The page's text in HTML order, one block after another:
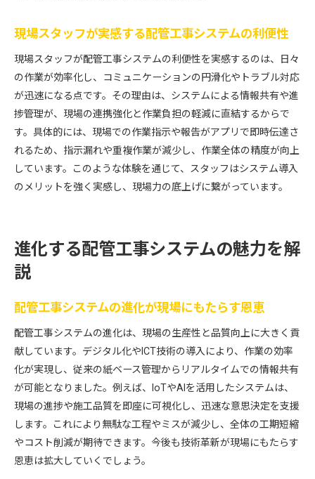
現場スタッフが実感する配管工事システムの利便性
現場スタッフが配管工事システムの利便性を実感するのは、日々
の作業が効率化し、コミュニケーションの円滑化やトラブル対応
が迅速になる点です。その理由は、システムによる情報共有や進
捗管理が、現場の連携強化と作業負担の軽減に直結するからで
す。具体的には、現場での作業指示や報告がアプリで即時伝達さ
れるため、指示漏れや重複作業が減少し、作業全体の精度が向上
しています。このような体験を通じて、スタッフはシステム導入
のメリットを強く実感し、現場力の底上げに繋がっています。
進化する配管工事システムの魅力を解
説
配管工事システムの進化が現場にもたらす恩恵
配管工事システムの進化は、現場の生産性と品質向上に大きく貢
献しています。デジタル化やICT技術の導入により、作業の効率
化が実現し、従来の紙ベース管理からリアルタイムでの情報共有
が可能となりました。例えば、IoTやAIを活用したシステムは、
現場の進捗や施工品質を即座に可視化し、迅速な意思決定を支援
します。これにより無駄な工程やミスが減少し、全体の工期短縮
やコスト削減が期待できます。今後も技術革新が現場にもたらす
恩恵は拡大していくでしょう。